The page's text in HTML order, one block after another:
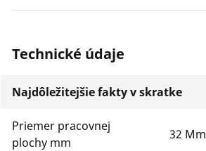
Technické údaje
Najdôležitejšie fakty v skratke
Priemer pracovnej
plochy mm
32 Mm